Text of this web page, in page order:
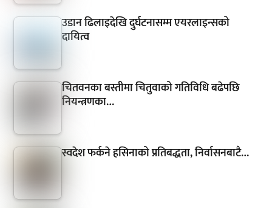
उडान ढिलाइदेखि दुर्घटनासम्म एयरलाइन्सको
दायित्व
चितवनका बस्तीमा चितुवाको गतिविधि बढेपछि
नियन्त्रणका…
स्वदेश फर्कने हसिनाको प्रतिबद्धता, निर्वासनबाटै…